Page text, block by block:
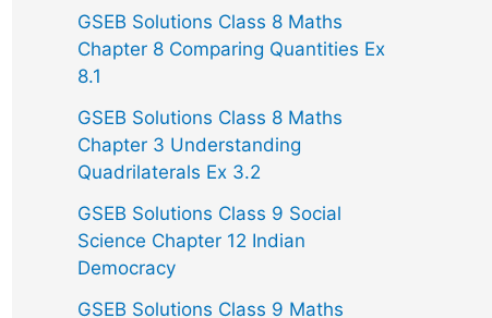
GSEB Solutions Class 8 Maths
Chapter 8 Comparing Quantities Ex
8.1
GSEB Solutions Class 8 Maths
Chapter 3 Understanding
Quadrilaterals Ex 3.2
GSEB Solutions Class 9 Social
Science Chapter 12 Indian
Democracy
GSEB Solutions Class 9 Maths